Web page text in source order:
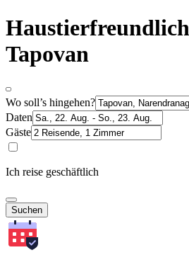
Tapovan
Wo soll’s hingehen?
Daten
Gäste
Ich reise geschäftlich
Suchen